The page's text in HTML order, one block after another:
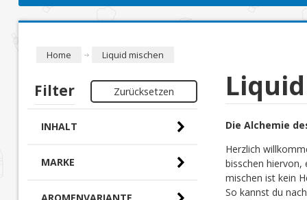
Home Liquid mischen
Die Alchemie
Herzlich
bisschen hiervon,
mischen ist kein
So kannst du
Filter Zurücksetzen
INHALT
MARKE